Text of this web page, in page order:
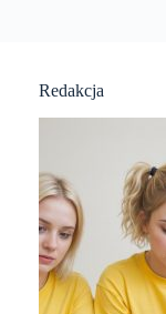
Redakcja